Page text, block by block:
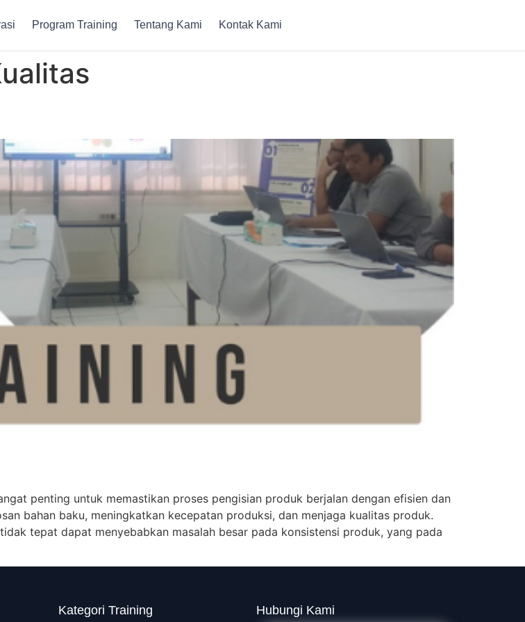
Program Training Tentang Kami Kontak Kami
penting untuk memastikan proses pengisian produk berjalan dengan efisien dan
bahan baku, meningkatkan kecepatan produksi, dan menjaga kualitas produk.
tepat dapat menyebabkan masalah besar pada konsistensi produk, yang pada
Kategori Training Hubungi Kami